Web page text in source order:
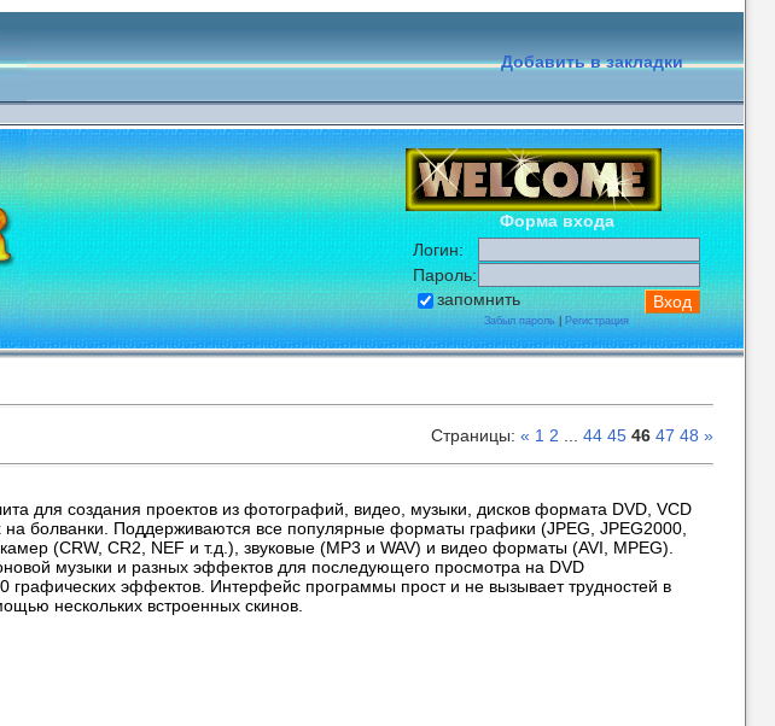
Добавить в закладки
Форма входа
Логин:
Пароль:
запомнить
Забыл пароль Регистрация
Страницы: « 1 2 44 45 46 47 48 »
для создания проектов из фотографий, видео, музыки, дисков формата DVD, VCD
на болванки. Поддерживаются все популярные форматы графики (JPEG, JPEG2000,
(CRW, CR2, NEF и т.д.), звуковые (MP3 и WAV) и видео форматы (AVI, MPEG).
музыки и разных эффектов для последующего просмотра на DVD
графических эффектов. Интерфейс программы прост и не вызывает трудностей в
нескольких встроенных скинов.